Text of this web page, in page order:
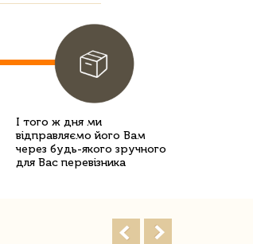
І того ж дня ми
відправляємо його Вам
через будь-якого зручного
для Вас перевізника